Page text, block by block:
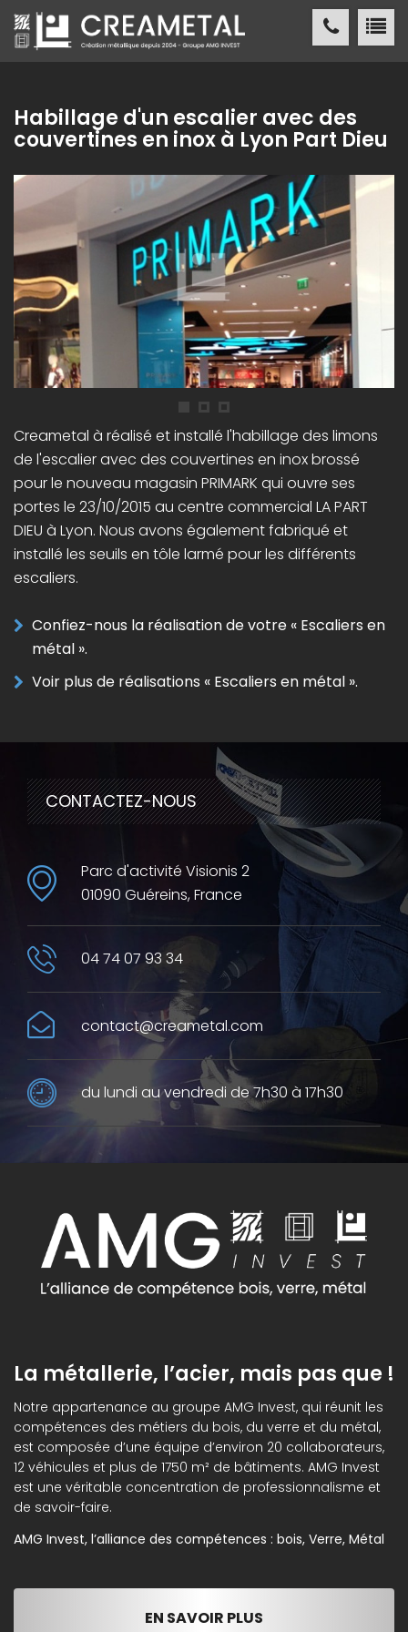
CREAMETAL Création métallique
CREAMETAL
FABRICATION MÉTALLIQUE
NOSRÉALISATIONS
NOSRÉFÉRENCES
ACTUALITÉS/ PRESSE
CONTACT
Habillage d'un escalier avec des
couvertines en inox à Lyon Part Dieu
Creametal à réalisé et installé l'habillage des limons
de l'escalier avec des couvertines en inox brossé
pour le nouveau magasin PRIMARK qui ouvre ses
portes le 23/10/2015 au centre commercial LA PART
DIEU à Lyon. Nous avons également fabriqué et
installé les seuils en tôle larmé pour les différents
escaliers.
Confiez-nous la réalisation de votre « Escaliers en
métal ».
Voir plus de réalisations « Escaliers en métal ».
CONTACTEZ-NOUS
Parc d'activité Visionis 2
01090 Guéreins, France
04 74 07 93 34
contact@creametal.com
du lundi au vendredi de 7h30 à 17h30
La métallerie, l’acier, mais pas que !
Notre appartenance au groupe AMG Invest, qui réunit les
compétences des métiers du bois, du verre et du métal,
est composée d’une équipe d’environ 20 collaborateurs,
12 véhicules et plus de 1750 m² de bâtiments. AMG Invest
est une véritable concentration de professionnalisme et
de savoir-faire.
AMG Invest, l’alliance des compétences : bois, Verre, Métal
EN SAVOIR PLUS